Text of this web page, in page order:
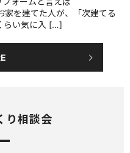
を建てた人が、「次建てる
らい気に入 […]
相談会